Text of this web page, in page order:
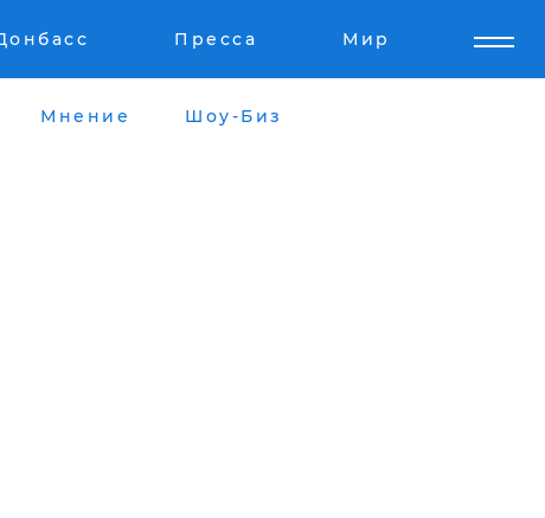
Пресса Мир
Мнение Шоу-Биз